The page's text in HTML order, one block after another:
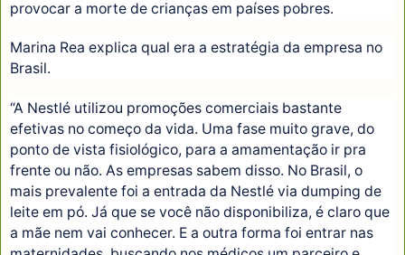
provocar a morte de crianças em países pobres.
Marina Rea explica qual era a estratégia da empresa no
Brasil.
“A Nestlé utilizou promoções comerciais bastante
efetivas no começo da vida. Uma fase muito grave, do
ponto de vista fisiológico, para a amamentação ir pra
frente ou não. As empresas sabem disso. No Brasil, o
mais prevalente foi a entrada da Nestlé via dumping de
leite em pó. Já que se você não disponibiliza, é claro que
a mãe nem vai conhecer. E a outra forma foi entrar nas